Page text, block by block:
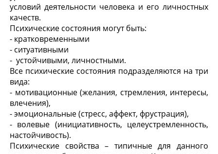
условий деятельности человека и его личностных
качеств.
Психические состояния могут быть:
- кратковременными
- ситуативными
- устойчивыми, личностными.
Все психические состояния подразделяются на три
вида:
- мотивационные (желания, стремления, интересы,
влечения),
- эмоциональные (стресс, аффект, фрустрация),
- волевые (инициативность, целеустремленность,
настойчивость).
Психические свойства – типичные для данного